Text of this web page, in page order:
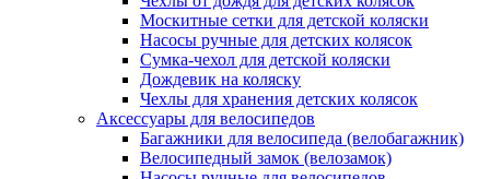
Москитные сетки для детской коляски
Насосы ручные для детских колясок
Сумка-чехол для детской коляски
Дождевик на коляску
Чехлы для хранения детских колясок
Аксессуары для велосипедов
Багажники для велосипеда (велобагажник)
Велосипедный замок (велозамок)